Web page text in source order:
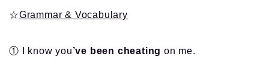
☆Grammar & Vocabulary
① I know you’ve been cheating on me.